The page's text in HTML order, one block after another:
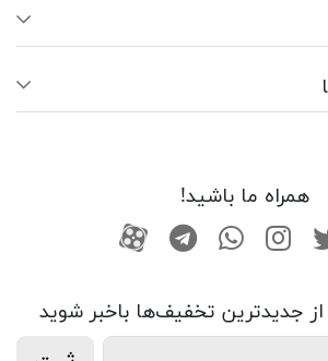
همراه ما باشید!
اینستاگرام
واتساپتلگرامآپارات
از جدید‌ترین تخفیف‌ها با‌خبر شوید